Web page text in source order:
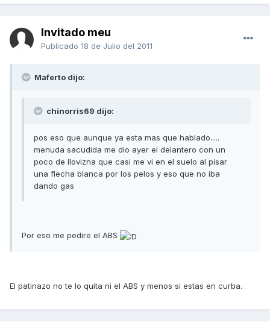
Invitado meu
Publicado 18 de Julio del 2011
Maferto dijo:
chinorris69 dijo:
pos eso que aunque ya esta mas que hablado.....
menuda sacudida me dio ayer el delantero con un
poco de llovizna que casi me vi en el suelo al pisar
una flecha blanca por los pelos y eso que no iba
dando gas
Por eso me pedire el ABS
El patinazo no te lo quita ni el ABS y menos si estas en curba.